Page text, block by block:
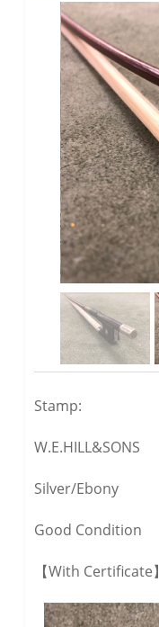
Stamp:
W.E.HILL&SONS
Silver/Ebony
Good Condition
【With Certificate】